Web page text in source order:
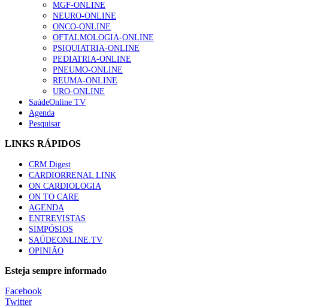
“Os programas de rastreio do cancro do pulmão são custo-efetivos e
88 visualizações
Quase quatro em cada dez doentes com enfarte apresentavam níveis
86 visualizações
Trodelvy aprovado para primeira linha no cancro da mama triplo negativo
61 visualizações
MAIS NOTÍCIAS
Quase 11.900 jovens recorreram aos cheques psicólogo e nutricionista no primeiro
MGF-ONLINE
NEURO-ONLINE
ONCO-ONLINE
OFTALMOLOGIA-ONLINE
PSIQUIATRIA-ONLINE
PEDIATRIA-ONLINE
PNEUMO-ONLINE
REUMA-ONLINE
URO-ONLINE
SaúdeOnline TV
Agenda
Pesquisar
LINKS RÁPIDOS
CRM Digest
CARDIORRENAL LINK
ON CARDIOLOGIA
ON TO CARE
AGENDA
ENTREVISTAS
SIMPÓSIOS
SAÚDEONLINE.TV
OPINIÃO
Esteja sempre informado
Facebook
Twitter